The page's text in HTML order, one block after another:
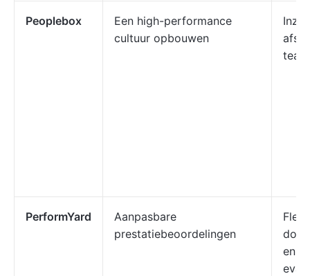
Peoplebox
Een high-performance
cultuur opbouwen
team
PerformYard
Aanpasbare
prestatiebeoordelingen
en